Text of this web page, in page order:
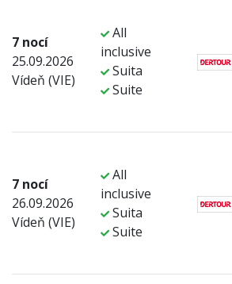
7 nocí
25.09.2026
Vídeň (VIE)
All
inclusive
Suita
Suite
7 nocí
26.09.2026
Vídeň (VIE)
All
inclusive
Suita
Suite